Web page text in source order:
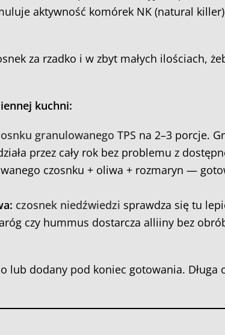
aktywność komórek NK (natural
za rzadko i w zbyt małych ilościach,
kuchni:
granulowanego TPS na 2–3 porcje.
przez cały rok bez problemu z
czosnku + oliwa + rozmaryn —
czosnek niedźwiedzi sprawdza się tu
czy hummus dostarcza alliiny bez
lub dodany pod koniec gotowania. Długa